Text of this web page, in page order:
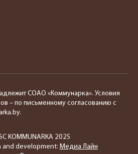
СОАО «Коммунарка». Условия
– по письменному согласованию с
KOMMUNARKA 2025
and development: Медиа Лайн